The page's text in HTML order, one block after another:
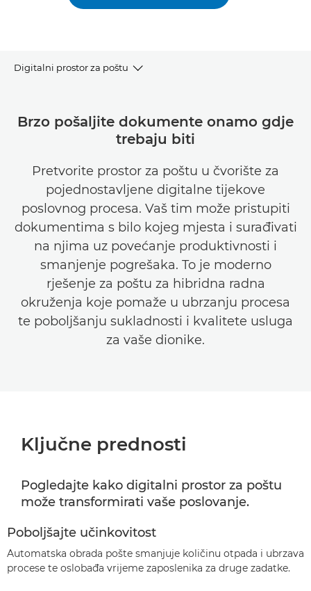
Digitalni prostor za poštu
POSLOVNI SLUČAJ
ANALIZA SLUČAJA
KONTAKTIRAJTE NAS
Brzo pošaljite dokumente onamo gdje
trebaju biti
Pretvorite prostor za poštu u čvorište za
pojednostavljene digitalne tijekove
poslovnog procesa. Vaš tim može pristupiti
dokumentima s bilo kojeg mjesta i surađivati
na njima uz povećanje produktivnosti i
smanjenje pogrešaka. To je moderno
rješenje za poštu za hibridna radna
okruženja koje pomaže u ubrzanju procesa
te poboljšanju sukladnosti i kvalitete usluga
za vaše dionike.
Ključne prednosti
Pogledajte kako digitalni prostor za poštu
može transformirati vaše poslovanje.
Poboljšajte učinkovitost
Automatska obrada pošte smanjuje količinu otpada i ubrzava
procese te oslobađa vrijeme zaposlenika za druge zadatke.